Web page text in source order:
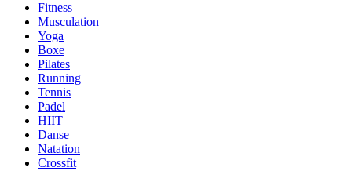
Fitness
Musculation
Yoga
Boxe
Pilates
Running
Tennis
Padel
HIIT
Danse
Natation
Crossfit